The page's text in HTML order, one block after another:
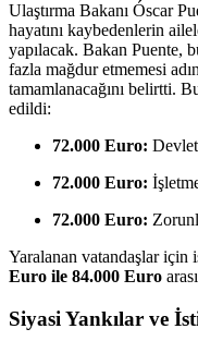
Ulaştırma Bakanı Óscar
hayatını kaybedenlerin
yapılacak. Bakan Puente,
fazla mağdur etmemesi
tamamlanacağını belirtti.
edildi:
72.000 Euro:
72.000 Euro:
72.000 Euro:
Yaralanan vatandaşlar için
Euro ile 84.000 Euro
Siyasi Yankılar ve